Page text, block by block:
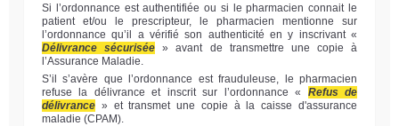
Si l’ordonnance est authentifiée ou si le pharmacien connait le
patient et/ou le prescripteur, le pharmacien mentionne sur
l’ordonnance qu’il a vérifié son authenticité en y inscrivant «
Délivrance sécurisée » avant de transmettre une copie à
l’Assurance Maladie.
S’il s’avère que l’ordonnance est frauduleuse, le pharmacien
refuse la délivrance et inscrit sur l’ordonnance « Refus de
délivrance » et transmet une copie à la caisse d'assurance
maladie (CPAM).